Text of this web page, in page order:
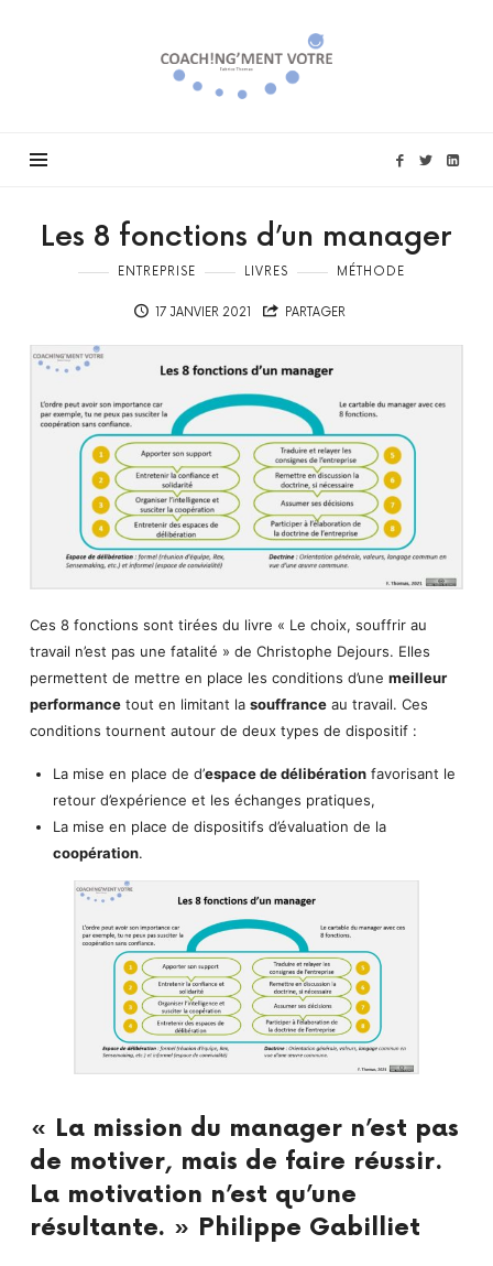
Coach!ng'ment
vôtre
Les 8 fonctions d’un manager
ENTREPRISE LIVRES MÉTHODE
17 JANVIER 2021 PARTAGER
Ces 8 fonctions sont tirées du livre « Le choix, souffrir au
travail n’est pas une fatalité » de Christophe Dejours. Elles
permettent de mettre en place les conditions d’une meilleur
performancetout en limitant la souffranceau travail. Ces
conditions tournent autour de deux types de dispositif :
La mise en place de d’espace de délibérationfavorisant le
retour d’expérience et les échanges pratiques,
La mise en place de dispositifs d’évaluation de la
coopération.
« La mission du manager n’est pas
de motiver, mais de faire réussir.
La motivation n’est qu’une
résultante. » Philippe Gabilliet